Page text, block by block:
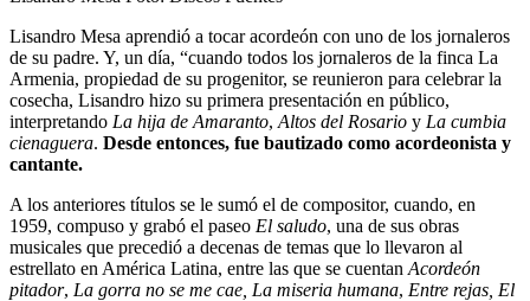
Lisandro Mesa aprendió a tocar acordeón con uno de los jornaleros
de su padre. Y, un día, “cuando todos los jornaleros de la finca La
Armenia, propiedad de su progenitor, se reunieron para celebrar la
cosecha, Lisandro hizo su primera presentación en público,
interpretando La hija de Amaranto, Altos del Rosario y La cumbia
cienaguera. Desde entonces, fue bautizado como acordeonista y
cantante.
A los anteriores títulos se le sumó el de compositor, cuando, en
1959, compuso y grabó el paseo El saludo, una de sus obras
musicales que precedió a decenas de temas que lo llevaron al
estrellato en América Latina, entre las que se cuentan Acordeón
pitador, La gorra no se me cae, La miseria humana, Entre rejas, El